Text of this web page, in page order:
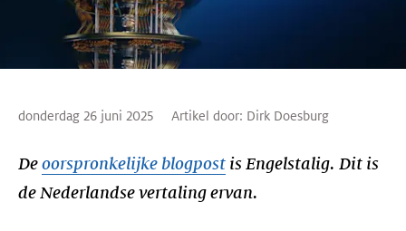
donderdag 26 juni 2025 Artikel door: Dirk Doesburg
De oorspronkelijke blogpost is Engelstalig. Dit is
de Nederlandse vertaling ervan.